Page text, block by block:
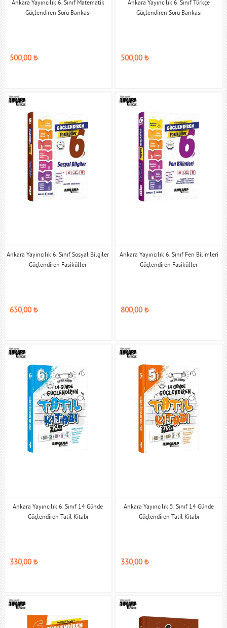
Ankara Yayıncılık 6. Sınıf Matematik
Güçlendiren Soru Bankası
500,00₺
Ankara Yayıncılık 6. Sınıf Türkçe
Güçlendiren Soru Bankası
500,00₺
Ankara Yayıncılık 6. Sınıf Sosyal Bilgiler
Güçlendiren Fasiküller
650,00₺
Ankara Yayıncılık 6. Sınıf Fen Bilimleri
Güçlendiren Fasiküller
800,00₺
Ankara Yayıncılık 6. Sınıf 14 Günde
Güçlendiren Tatil Kitabı
330,00₺
Ankara Yayıncılık 5. Sınıf 14 Günde
Güçlendiren Tatil Kitabı
330,00₺